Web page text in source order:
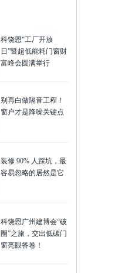
科饶恩“工厂开放
日”暨超低能耗门窗财
富峰会圆满举行
别再白做隔音工程！
窗户才是降噪关键点
装修 90% 人踩坑，最
容易忽略的居然是它
科饶恩广州建博会“破
圈”之旅，交出低碳门
窗亮眼答卷！